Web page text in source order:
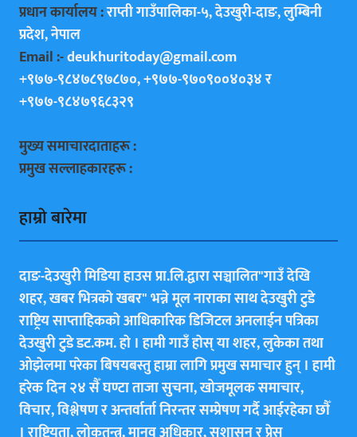
प्रधान कार्यालय :राप्ती गाउँपालिका-५, देउखुरी-दाङ, लुम्बिनी
प्रदेश, नेपाल
Email :-deukhuritoday@gmail.com
+९७७-९८४७८९७८७०, +९७७-९७०९००४०३४ र
+९७७-९८४७९६८३२९
मुख्य समाचारदाताहरू :
प्रमुख सल्लाहकारहरू :
हाम्राे बारेमा
दाङ-देउखुरी मिडिया हाउस प्रा.लि.द्वारा सञ्चालित"गाउँ देखि
शहर, खबर भित्रकाे खबर" भन्ने मूल नाराका साथ देउखुरी टुडे
राष्ट्रिय साप्ताहिककाे आधिकारिक डिजिटल अनलाईन पत्रिका
देउखुरी टुडे डट.कम. हाे । हामी गाउँ हाेस् या शहर, लुकेका तथा
ओझेलमा परेका बिषयबस्तु हाम्रा लागि प्रमुख समाचार हुन् । हामी
हरेक दिन २४ सैँ घण्टा ताजा सुचना, खोजमूलक समाचार,
विचार, विश्लेषण र अन्तर्वार्ता निरन्तर सम्प्रेषण गर्दै आईरहेका छाैँ